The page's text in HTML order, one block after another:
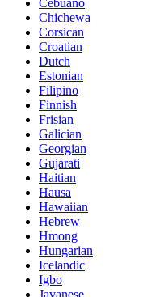
Cebuano
Chichewa
Corsican
Croatian
Dutch
Estonian
Filipino
Finnish
Frisian
Galician
Georgian
Gujarati
Haitian
Hausa
Hawaiian
Hebrew
Hmong
Hungarian
Icelandic
Igbo
Javanese